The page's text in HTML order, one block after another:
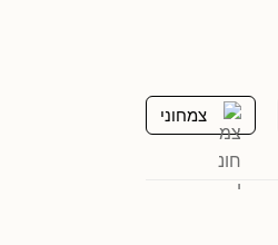
צמחוני